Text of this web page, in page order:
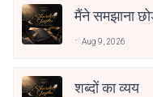
मैंने समझाना
Aug 9, 2026
शब्दों का व्यय